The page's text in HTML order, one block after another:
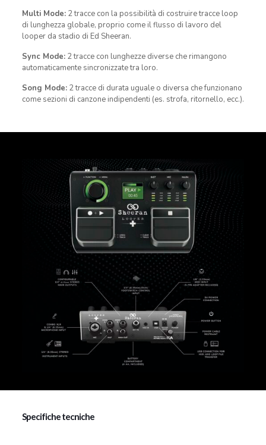
Multi Mode:2 tracce con la possibilità di costruire tracce loop
di lunghezza globale, proprio come il flusso di lavoro del
looper da stadio di Ed Sheeran.
Sync Mode:2 tracce con lunghezze diverse che rimangono
automaticamente sincronizzate tra loro.
Song Mode:2 tracce di durata uguale o diversa che funzionano
come sezioni di canzone indipendenti (es. strofa, ritornello, ecc.).
Specifiche tecniche